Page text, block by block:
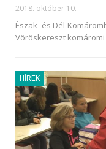
2018. október 10.
Észak- és Dél-
Vöröskereszt
HÍREK